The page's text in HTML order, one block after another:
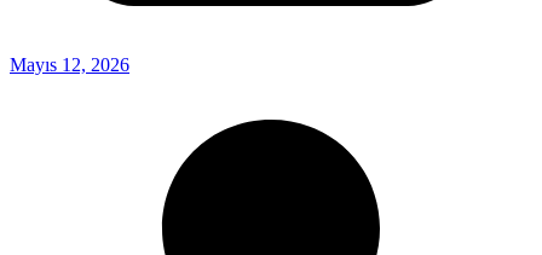
Mayıs 12, 2026